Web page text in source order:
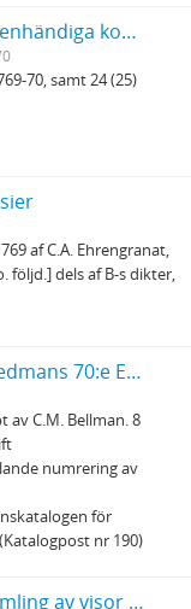
Carl Michael Bellman: Egenhändiga koncepter
70, samt 24 (25)
af C.A. Ehrengranat,
följd.] dels af B-s dikter,
Carl Michael Bellman: Fredmans 70:e Epistel. Om landstigningen wid Klubben i Mälarn en höst-afton 1769
av C.M. Bellman. 8
numrering av
för
nr 190)
Carl Michael Bellman: Samling av visor och mindre poemer